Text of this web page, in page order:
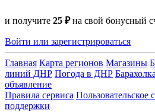
и получите 25 ₽на свой бонусный
Войти или зарегистрироваться
Главная Карта регионов Магазины
линий ДНР Погода в ДНР
объявление
Правила сервиса Пользовательское
поддержки